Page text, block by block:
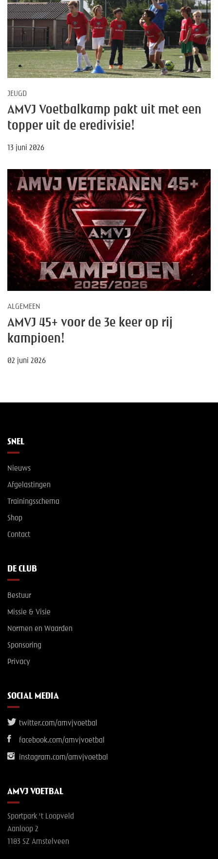
JEUGD
AMVJ Voetbalkamp pakt uit met een
topper uit de eredivisie!
13 juni 2026
ALGEMEEN
AMVJ 45+ voor de 3e keer op rij
kampioen!
02 juni 2026
SNEL
Nieuws
Afgelastingen
Trainingsschema
Shop
Contact
DE CLUB
Bestuur
Missie & Visie
Normen en Waarden
Sponsoring
Privacy
SOCIAL MEDIA
twitter.com/amvjvoetbal
facebook.com/amvjvoetbal
instagram.com/amvjvoetbal
AMVJ VOETBAL
Sportpark 't Loopveld
Aanloop 2
1183 SZ Amstelveen